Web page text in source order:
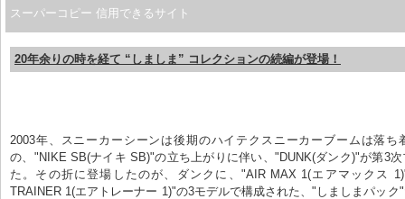
スーパーコピー 信用できるサイト
20年余りの時を経て “しましま” コレクションの続編が登場！
2003年、スニーカーシーンは後期のハイテクスニーカーブームは落ち
の、"NIKE SB(ナイキ SB)"の立ち上がりに伴い、"DUNK(ダンク)"が第3
た。その折に登場したのが、ダンクに、"AIR MAX 1(エアマックス
TRAINER 1(エアトレーナー 1)"の3モデルで構成された、"しましまパック